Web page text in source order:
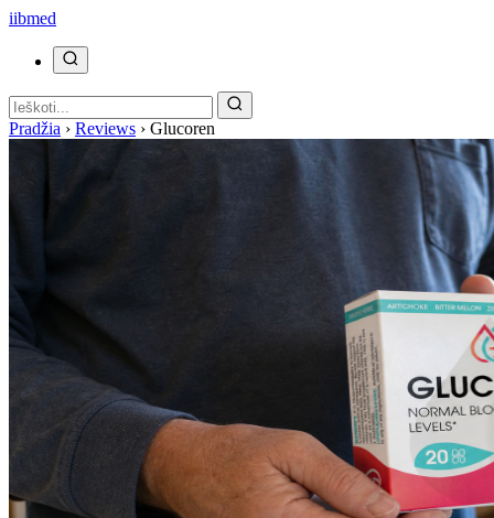
iibmed
Pradžia › Reviews › Glucoren